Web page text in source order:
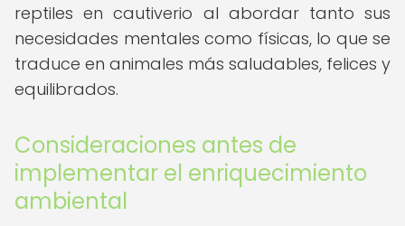
reptiles en cautiverio al abordar tanto sus
necesidades mentales como físicas, lo que se
traduce en animales más saludables, felices y
equilibrados.
Consideraciones antes de
implementar el enriquecimiento
ambiental